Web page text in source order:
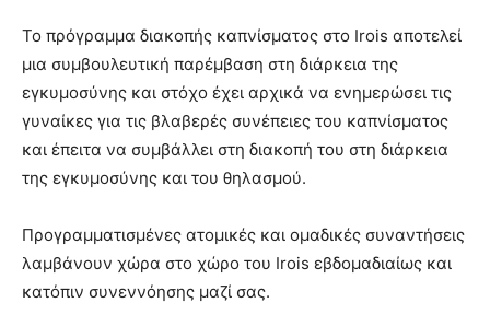
Το πρόγραμμα διακοπής καπνίσματος στο Irois αποτελεί
μια συμβουλευτική παρέμβαση στη διάρκεια της
εγκυμοσύνης και στόχο έχει αρχικά να ενημερώσει τις
γυναίκες για τις βλαβερές συνέπειες του καπνίσματος
και έπειτα να συμβάλλει στη διακοπή του στη διάρκεια
της εγκυμοσύνης και του θηλασμού.
Προγραμματισμένες ατομικές και ομαδικές συναντήσεις
λαμβάνουν χώρα στο χώρο του Irois εβδομαδιαίως και
κατόπιν συνεννόησης μαζί σας.